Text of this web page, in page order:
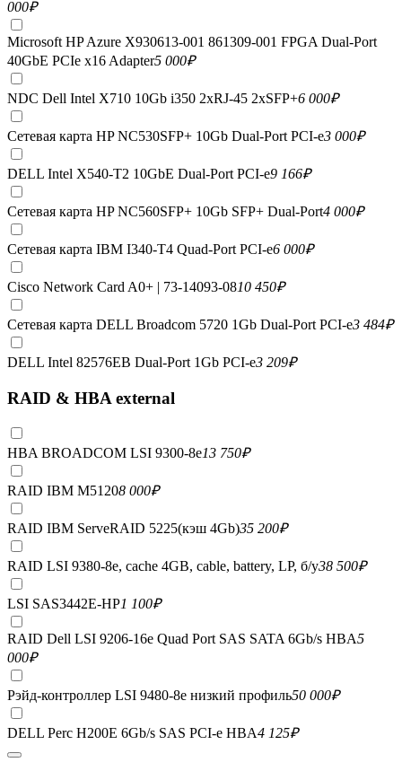
000₽
Microsoft HP Azure X930613-001 861309-001 FPGA Dual-Port
40GbE PCIe x16 Adapter5 000₽
NDC Dell Intel X710 10Gb i350 2xRJ-45 2xSFP+6 000₽
Сетевая карта HP NC530SFP+ 10Gb Dual-Port PCI-e3 000₽
DELL Intel X540-T2 10GbE Dual-Port PCI-e9 166₽
Сетевая карта HP NC560SFP+ 10Gb SFP+ Dual-Port4 000₽
Сетевая карта IBM I340-T4 Quad-Port PCI-e6 000₽
Cisco Network Card A0+ | 73-14093-0810 450₽
Сетевая карта DELL Broadcom 5720 1Gb Dual-Port PCI-e3 484₽
DELL Intel 82576EB Dual-Port 1Gb PCI-e3 209₽
RAID & HBA external
HBA BROADCOM LSI 9300-8e13 750₽
RAID IBM M51208 000₽
RAID IBM ServeRAID 5225(кэш 4Gb)35 200₽
RAID LSI 9380-8e, сache 4GB, cable, battery, LP, б/у38 500₽
LSI SAS3442E-HP1 100₽
RAID Dell LSI 9206-16e Quad Port SAS SATA 6Gb/s HBA5
000₽
Рэйд-контроллер LSI 9480-8e низкий профиль50 000₽
DELL Perc H200E 6Gb/s SAS PCI-e HBA4 125₽